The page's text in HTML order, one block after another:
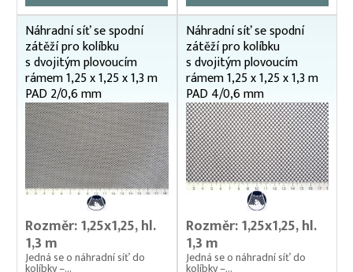
Vrhací sítě na ryby
Vzduchování
Zátahové sítě
Zpracovatelský/technologický stůl
Náhradní síť se spodní
zátěží pro kolíbku
s dvojitým plovoucím
rámem 1,25 x 1,25 x 1,3 m
PAD 2/0,6 mm
Rozměr: 1,25x1,25, hl.
1,3 m
Jedná se o náhradní síť do
kolíbky –...
Náhradní síť se spodní
zátěží pro kolíbku
s dvojitým plovoucím
rámem 1,25 x 1,25 x 1,3 m
PAD 4/0,6 mm
Rozměr: 1,25x1,25, hl.
1,3 m
Jedná se o náhradní síť do
kolíbky –...